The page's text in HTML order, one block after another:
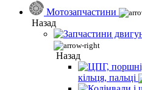
Мотозапчастини
Назад
Назад
кільця, пальці